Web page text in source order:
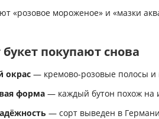
«розовое мороженое» и «мазки
покупают снова
окрас — кремово-розовые полосы и
форма — каждый бутон похож на
— сорт выведен в